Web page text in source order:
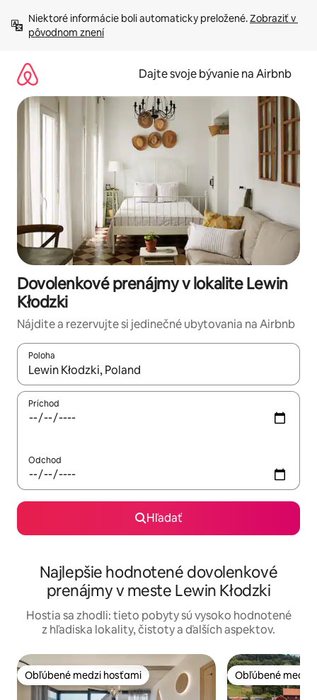
obsah.
Niektoré informácie boli automaticky preložené. Zobraziť v
pôvodnom znení
Dajte svoje bývanie na Airbnb
Dovolenkové prenájmy v lokalite Lewin
Kłodzki
Nájdite a rezervujte si jedinečné ubytovania na Airbnb
Poloha
Keď budú výsledky k dispozícii, môžete si ich prechádzať
Príchod
Odchod
Hľadať
Najlepšie hodnotené dovolenkové
prenájmy v meste Lewin Kłodzki
Hostia sa zhodli: tieto pobyty sú vysoko hodnotené
z hľadiska lokality, čistoty a ďalších aspektov.
Obľúbené medzi hosťami
Obľúbené medzi hosťami Obľúbené medzi
Obľúbené medzi